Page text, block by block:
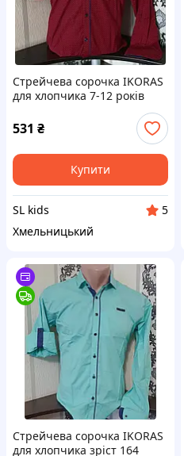
Стрейчева сорочка IKORAS
для хлопчика 7-12 років
531 ₴
Купити
SL kids
5
Хмельницький
Стрейчева сорочка IKORAS
для хлопчика зріст 164